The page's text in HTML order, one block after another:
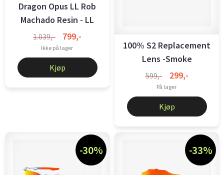
Dragon Opus LL Rob
Machado Resin - LL
Brown
1.039,- 799,-
Ikke på lager
Kjøp
100% S2 Replacement
Lens -Smoke
599,- 299,-
På lager
Kjøp
-30% -33%